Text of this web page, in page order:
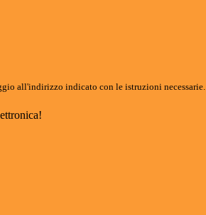
all'indirizzo indicato con le istruzioni necessarie.